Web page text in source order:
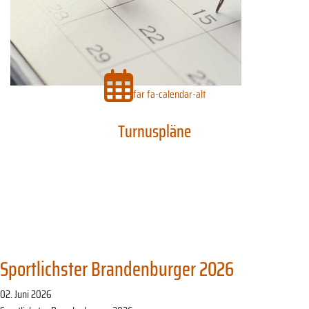
far fa-calendar-alt
Turnuspläne
Sportlichster Brandenburger 2026
02. Juni 2026